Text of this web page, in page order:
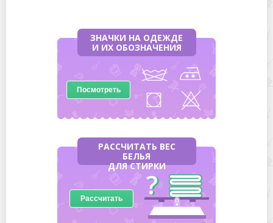
ЗНАЧКИ НА ОДЕЖДЕ
И ИХ ОБОЗНАЧЕНИЯ
Посмотреть
РАССЧИТАТЬ ВЕС
БЕЛЬЯ
ДЛЯ СТИРКИ
Рассчитать